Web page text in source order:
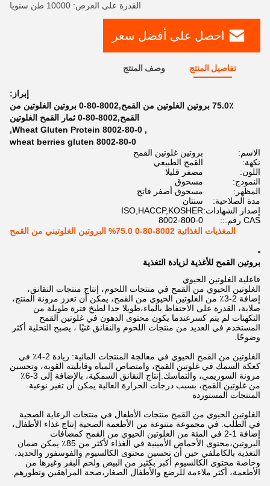
القدرة على العرض: 10000 طن سنويا
احصل على أفضل سعر
تفاصيل المنتج وصف المنتج
إبراز:
75.0٪ بروتين الغلوتين من القمح,8002-80-0 بروتين الغلوتين من
القمح,8002-80-0 ثمار القمح الغلوتين
,
8002-80-0 Wheat Gluten Protein
,
8002-80-0 wheat berries gluten
الاسم:
بروتين غلوتين القمح
نكهة:
القمح الطبيعي
اللون:
مصفر قليلا
النموذج:
مسحوق
المظهر:
مسحوق أصفر فاتح
مدة الصلاحية:
سنتان
إصدار الشهادات:ISO,HACCP,KOSHER
CAS رقم.::
8002-800-0
المغذيات الغذائية 8002-80-0 75.0% البروتين الغلوتيني من القمح
بروتين القمح للأغذية لزيادة التغذية
فاعلية الغلوتين الحيوي
الغلوتين الحيوي من القمح في منتجات اللحوم، إنتاج منتجات النقانق،
إضافة 2-3٪ من الغلوتين الحيوي من القمح، يمكن أن تعزز مرونة المنتج،
صلابة، القدرة على الاحتفاظ بالماء،طويلا جدا لطبخ فترة طويلة من
التكهنات لم يتم كسرعندما يكون محتوى الدهون في غلوتين القمح
المستخدم في العديد من منتجات اللحوم والنقانق غنيًا ، يصبح التحلية أكثر
وضوحًا.
الغلوتين من القمح الحيوي في معالجة المنتجات المائية: زيادة 2-4٪ في
كعكة السمك في غلوتين القمح، وامتصاص المياه وقابليته القوية، وتحسين
مرونة السوريمي، والتماسك.إنتاج النقانق السمكية، بالإضافة إلى 3-6٪
من غلوتين القمح، بسبب درجات الحرارة العالية يمكن أن تغير نوعية
المنتجات المستوردة
الغلوتين الحيوي من القمح منتجات الأطفال في منتجات الرعاية الصحية
في الطلب: في مجموعة متنوعة من الأطعمة الصحية إنتاج غذاء الأطفال،
إضافة 1-2 في المئة من الغلوتين الحيوي من القمح كمضافات
البروتين،محتوى الأحماض الأمينية في الغذاء لأكثر من 85٪ يمكن ضمان
التغذية بالكاملفي حين أن تحسين محتوى الكالسيوم والفوسفور والحديد،
وخاصة محتوى الكالسيوم أكبر بكثير من البيض ولحم البقر وغيرها من
الأطعمة، أكثر ملاءمة للرضع والأطفال الصغار،صحة المراهقين وتطورهم.